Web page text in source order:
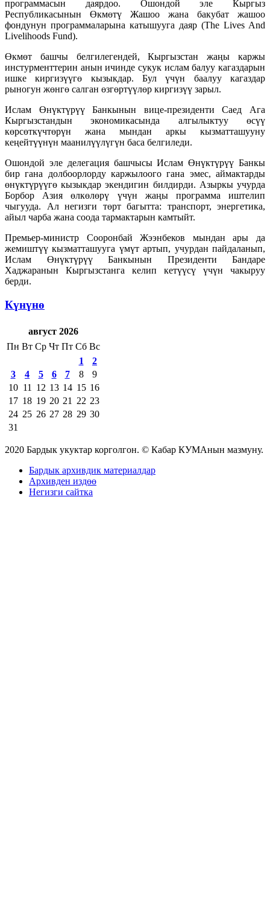
программасын даярдоо. Ошондой эле Кыргыз
Республикасынын Өкмөтү Жашоо жана бакубат жашоо
фондунун программаларына катышууга даяр (The Lives And
Livelihoods Fund).
Өкмөт башчы белгилегендей, Кыргызстан жаңы каржы
инстурменттерин анын ичинде сукук ислам балуу кагаздарын
ишке киргизүүгө кызыкдар. Бул үчүн баалуу кагаздар
рыногун жөнгө салган өзгөртүүлөр киргизүү зарыл.
Ислам Өнүктүрүү Банкынын вице-президенти Саед Ага
Кыргызстандын экономикасында алгылыктуу өсүү
көрсөткүчтөрүн жана мындан аркы кызматташууну
кеңейтүүнүн маанилүүлүгүн баса белгиледи.
Ошондой эле делегация башчысы Ислам Өнүктүрүү Банкы
бир гана долбоорлорду каржылоого гана эмес, аймактарды
өнүктүрүүгө кызыкдар экендигин билдирди. Азыркы учурда
Борбор Азия өлкөлөрү үчүн жаңы программа иштелип
чыгууда. Ал негизги төрт багытта: транспорт, энергетика,
айыл чарба жана соода тармактарын камтыйт.
Премьер-министр Сооронбай Жээнбеков мындан ары да
жемиштүү кызматташууга үмүт артып, учурдан пайдаланып,
Ислам Өнүктүрүү Банкынын Президенти Бандаре
Хаджаранын Кыргызстанга келип кетүүсү үчүн чакыруу
берди.
Күнүнө
август 2026
Пн Вт Ср Чт Пт Сб Вс
1
2
3
4 5 6 7 8
9
10 11 12 13 14 15 16
17 18 19 20 21 22 23
24 25 26 27 28 29 30
31
2020 Бардык укуктар корголгон. © Кабар КУМАнын мазмуну.
Бардык архивдик материалдар
Архивден издөө
Негизги сайтка